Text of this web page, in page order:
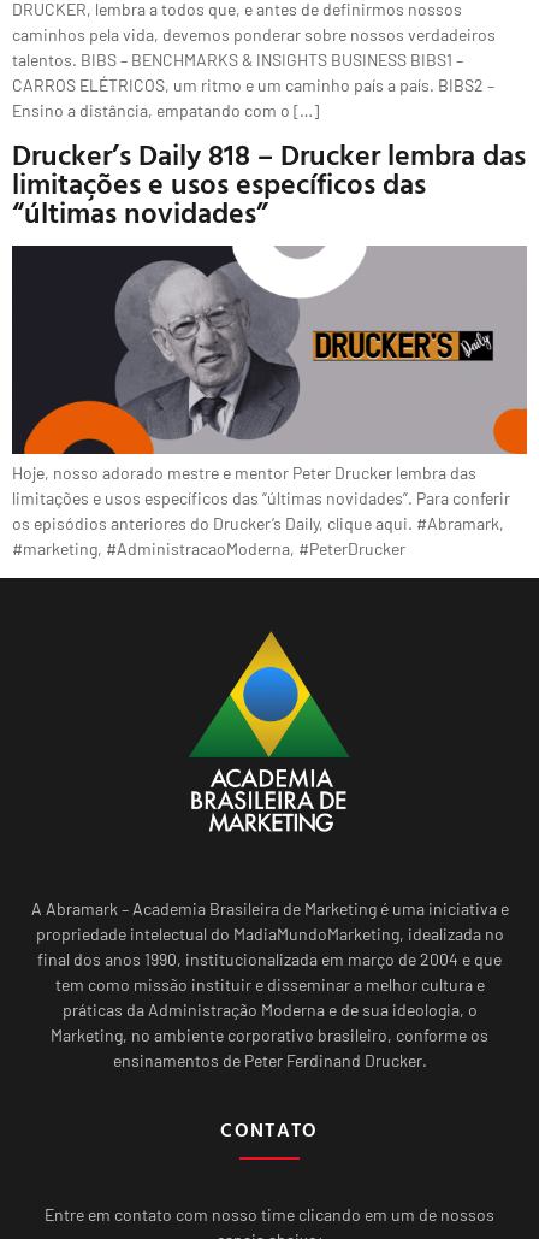
DRUCKER, lembra a todos que, e antes de definirmos nossos
caminhos pela vida, devemos ponderar sobre nossos verdadeiros
talentos. BIBS – BENCHMARKS & INSIGHTS BUSINESS BIBS1 –
CARROS ELÉTRICOS, um ritmo e um caminho país a país. BIBS2 –
Ensino a distância, empatando com o […]
Drucker’s Daily 818 – Drucker lembra das
limitações e usos específicos das
“últimas novidades”
Hoje, nosso adorado mestre e mentor Peter Drucker lembra das
limitações e usos específicos das “últimas novidades”. Para conferir
os episódios anteriores do Drucker’s Daily, clique aqui. #Abramark,
#marketing, #AdministracaoModerna, #PeterDrucker
A Abramark – Academia Brasileira de Marketing é uma iniciativa e
propriedade intelectual do MadiaMundoMarketing, idealizada no
final dos anos 1990, institucionalizada em março de 2004 e que
tem como missão instituir e disseminar a melhor cultura e
práticas da Administração Moderna e de sua ideologia, o
Marketing, no ambiente corporativo brasileiro, conforme os
ensinamentos de Peter Ferdinand Drucker.
CONTATO
Entre em contato com nosso time clicando em um de nossos